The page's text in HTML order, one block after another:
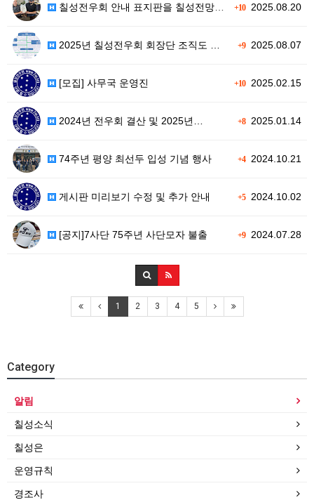
+102025.08.20
칠성전우회 안내 표지판을 칠성전망대 …
+92025.08.07
2025년 칠성전우회 회장단 조직도 …
+102025.02.15
[모집] 사무국 운영진
+82025.01.14
2024년 전우회 결산 및 2025년…
+42024.10.21
74주년 평양 최선두 입성 기념 행사
+52024.10.02
게시판 미리보기 수정 및 추가 안내
+92024.07.28
[공지]7사단 75주년 사단모자 불출
1 2 3 4 5
Category
알림
칠성소식
칠성은
운영규칙
경조사